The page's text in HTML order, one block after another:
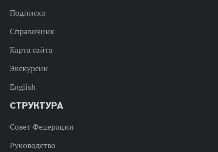
Подписка
Справочник
Карта сайта
Экскурсии
English
СТРУКТУРА
Совет Федерации
Руководство